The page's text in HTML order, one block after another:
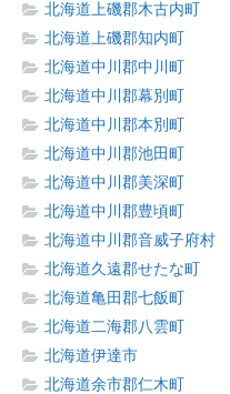
北海道上磯郡木古内町
北海道上磯郡知内町
北海道中川郡中川町
北海道中川郡幕別町
北海道中川郡本別町
北海道中川郡池田町
北海道中川郡美深町
北海道中川郡豊頃町
北海道中川郡音威子府村
北海道久遠郡せたな町
北海道亀田郡七飯町
北海道二海郡八雲町
北海道伊達市
北海道余市郡仁木町